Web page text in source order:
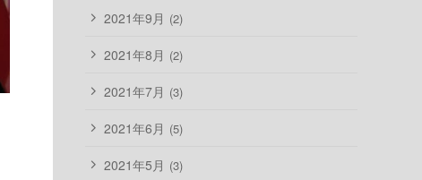
2021年9月 (2)
2021年8月 (2)
2021年7月 (3)
2021年6月 (5)
2021年5月 (3)